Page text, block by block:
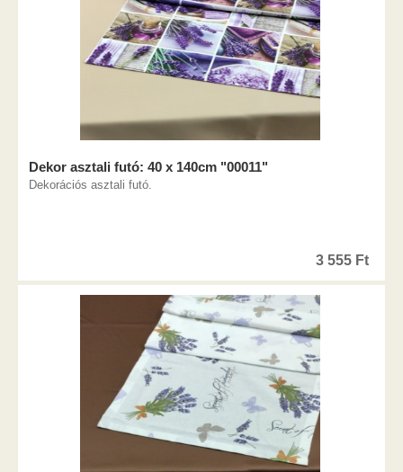
Dekor asztali futó: 40 x 140cm "00011"
Dekorációs asztali futó.
3 555 Ft